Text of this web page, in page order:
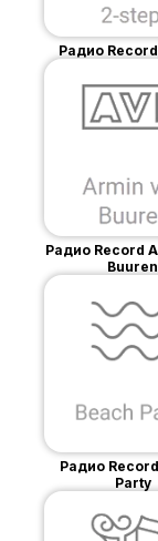
Радио
Радио Record
Buuren
Радио
Party